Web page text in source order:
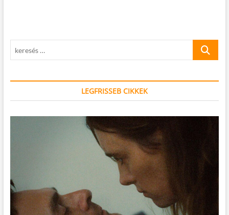
keresés
LEGFRISSEB CIKKEK